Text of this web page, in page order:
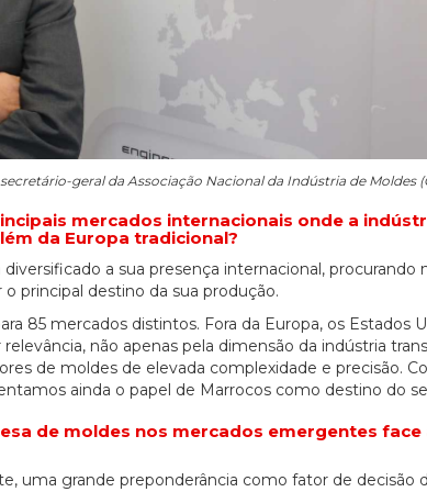
geral da Associação Nacional da Indústria de Moldes
mercados internacionais onde a
da Europa tradicional?
a sua presença internacional, procurando
principal destino da sua produção.
85 mercados distintos. Fora da Europa, os Estados
não apenas pela dimensão da indústria
de moldes de elevada complexidade e precisão.
ainda o papel de Marrocos como destino do
de moldes nos mercados emergentes face
uma grande preponderância como fator de decisão